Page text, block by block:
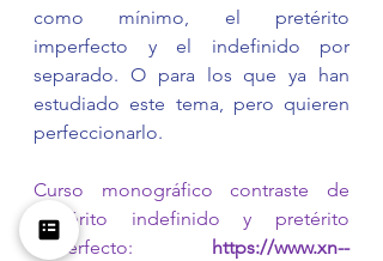
como mínimo, el pretérito
imperfecto y el indefinido por
separado. O para los que ya han
estudiado este tema, pero quieren
perfeccionarlo.
Curso monográfico contraste de
pretérito indefinido y pretérito
imperfecto:
https://www.xn--